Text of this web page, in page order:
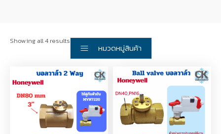
Showing all 4 results
หมวดหมู่สินค้า